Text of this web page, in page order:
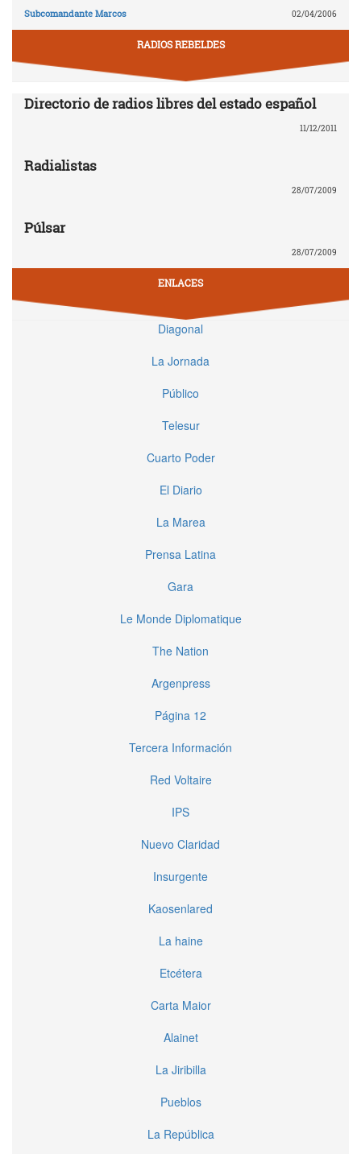
Subcomandante Marcos 02/04/2006
RADIOS REBELDES
Directorio de radios libres del estado español
11/12/2011
Radialistas
28/07/2009
Púlsar
28/07/2009
ENLACES
Diagonal
La Jornada
Público
Telesur
Cuarto Poder
El Diario
La Marea
Prensa Latina
Gara
Le Monde Diplomatique
The Nation
Argenpress
Página 12
Tercera Información
Red Voltaire
IPS
Nuevo Claridad
Insurgente
Kaosenlared
La haine
Etcétera
Carta Maior
Alainet
La Jiribilla
Pueblos
La República